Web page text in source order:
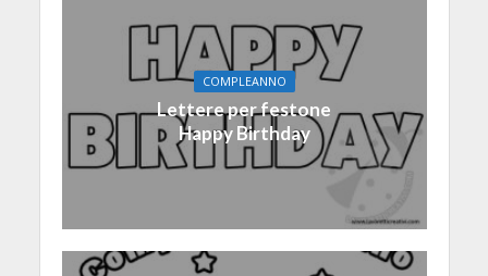
COMPLEANNO
Lettere per festone
Happy Birthday